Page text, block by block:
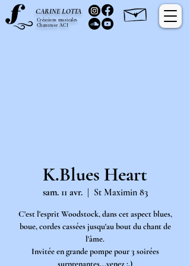
CARINE LOTTA
Chanteuse ACI
Créations musicales
K.Blues Heart
sam. 11 avr.
  |
St Maximin 83
C'est l'esprit Woodstock, dans cet aspect blues,
boue, cordes cassées jusqu'au bout du chant de
l'âme.
Invitée en grande pompe pour 3 soirées
surprenantes...venez ;.)